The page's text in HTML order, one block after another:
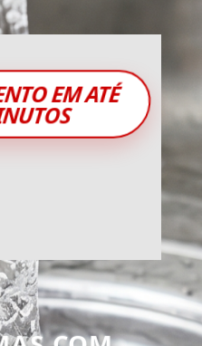
EM ATÉ